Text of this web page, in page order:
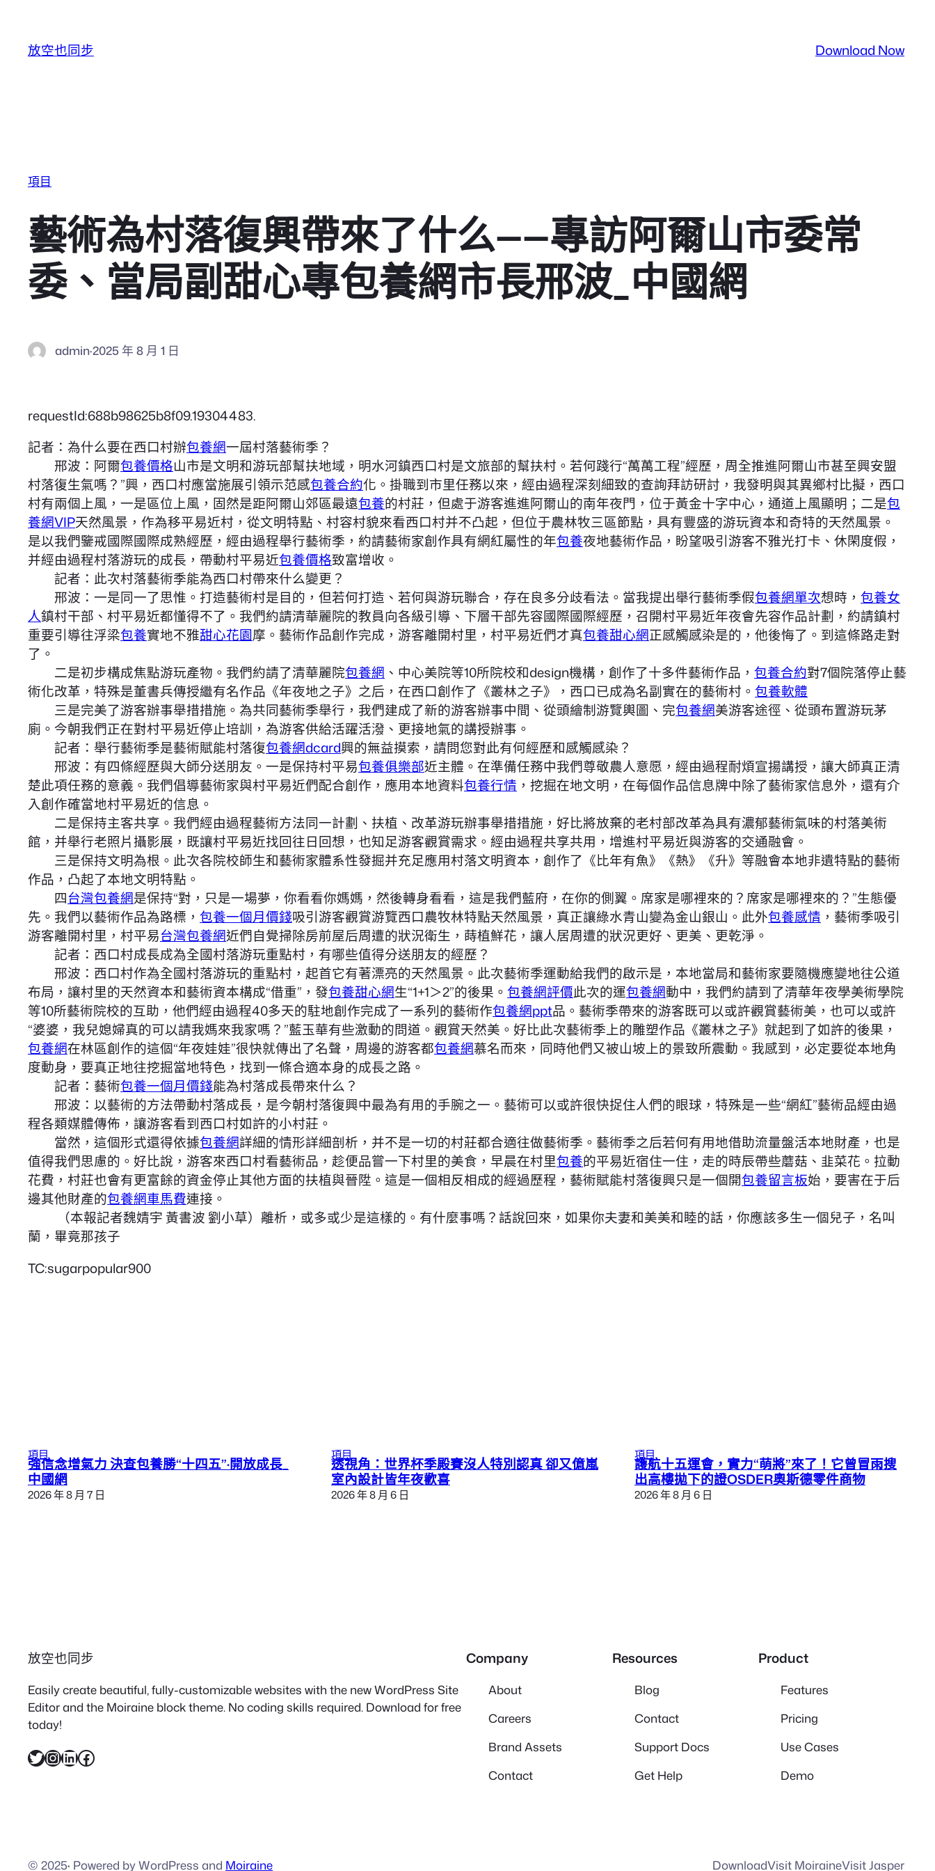
放空也同步 Download Now
項目
藝術為村落復興帶來了什么——專訪阿爾山市委常
委、當局副甜心專包養網市長邢波_中國網
admin·2025 年 8 月 1 日
requestId:688b98625b8f09.19304483.
記者：為什么要在西口村辦包養網一屆村落藝術季？
邢波：阿爾包養價格山市是文明和游玩部幫扶地域，明水河鎮西口村是文旅部的幫扶村。若何踐行“萬萬工程”經歷，周全推進阿爾山市甚至興安盟
村落復生氣嗎？”興，西口村應當施展引領示范感包養合約化。掛職到市里任務以來，經由過程深刻細致的查詢拜訪研討，我發明與其異鄉村比擬，西口
村有兩個上風，一是區位上風，固然是距阿爾山郊區最遠包養的村莊，但處于游客進進阿爾山的南年夜門，位于黃金十字中心，通道上風顯明；二是包
養網VIP天然風景，作為移平易近村，從文明特點、村容村貌來看西口村并不凸起，但位于農林牧三區節點，具有豐盛的游玩資本和奇特的天然風景。
是以我們鑒戒國際國際成熟經歷，經由過程舉行藝術季，約請藝術家創作具有網紅屬性的年包養夜地藝術作品，盼望吸引游客不雅光打卡、休閑度假，
并經由過程村落游玩的成長，帶動村平易近包養價格致富增收。
記者：此次村落藝術季能為西口村帶來什么變更？
邢波：一是同一了思惟。打造藝術村是目的，但若何打造、若何與游玩聯合，存在良多分歧看法。當我提出舉行藝術季假包養網單次想時， 包養女
人鎮村干部、村平易近都懂得不了。我們約請清華麗院的教員向各級引導、下層干部先容國際國際經歷，召開村平易近年夜會先容作品計劃，約請鎮村
重要引導往浮梁包養實地不雅甜心花園摩。藝術作品創作完成，游客離開村里，村平易近們才真包養甜心網正感觸感染是的，他後悔了。到這條路走對
了。
二是初步構成焦點游玩產物。我們約請了清華麗院包養網 、中心美院等10所院校和design機構，創作了十多件藝術作品， 包養合約對7個院落停止藝
術化改革，特殊是董書兵傳授繼有名作品《年夜地之子》之后，在西口創作了《叢林之子》，西口已成為名副實在的藝術村。 包養軟體
三是完美了游客辦事舉措措施。為共同藝術季舉行，我們建成了新的游客辦事中間、從頭繪制游覽輿圖、完包養網美游客途徑、從頭布置游玩茅
廁。今朝我們正在對村平易近停止培訓，為游客供給活躍活潑、更接地氣的講授辦事。
記者：舉行藝術季是藝術賦能村落復包養網dcard興的無益摸索，請問您對此有何經歷和感觸感染？
邢波：有四條經歷與大師分送朋友。一是保持村平易包養俱樂部近主體。在準備任務中我們尊敬農人意愿，經由過程耐煩宣揚講授，讓大師真正清
楚此項任務的意義。我們倡導藝術家與村平易近們配合創作，應用本地資料包養行情 ，挖掘在地文明，在每個作品信息牌中除了藝術家信息外，還有介
入創作確當地村平易近的信息。
二是保持主客共享。我們經由過程藝術方法同一計劃、扶植、改革游玩辦事舉措措施，好比將放棄的老村部改革為具有濃郁藝術氣味的村落美術
館，并舉行老照片攝影展，既讓村平易近找回往日回想，也知足游客觀賞需求。經由過程共享共用，增進村平易近與游客的交通融會。
三是保持文明為根。此次各院校師生和藝術家體系性發掘并充足應用村落文明資本，創作了《比年有魚》《熱》《升》等融會本地非遺特點的藝術
作品，凸起了本地文明特點。
四台灣包養網是保持“對，只是一場夢，你看看你媽媽，然後轉身看看，這是我們藍府，在你的側翼。席家是哪裡來的？席家是哪裡來的？”生態優
先。我們以藝術作品為路標， 包養一個月價錢吸引游客觀賞游覽西口農牧林特點天然風景，真正讓綠水青山變為金山銀山。此外包養感情 ，藝術季吸引
游客離開村里，村平易台灣包養網近們自覺掃除房前屋后周遭的狀況衛生，蒔植鮮花，讓人居周遭的狀況更好、更美、更乾淨。
記者：西口村成長成為全國村落游玩重點村，有哪些值得分送朋友的經歷？
邢波：西口村作為全國村落游玩的重點村，起首它有著漂亮的天然風景。此次藝術季運動給我們的啟示是，本地當局和藝術家要隨機應變地往公道
布局，讓村里的天然資本和藝術資本構成“借重”，發包養甜心網生“1+1＞2”的後果。 包養網評價此次的運包養網動中，我們約請到了清華年夜學美術學院
等10所藝術院校的互助，他們經由過程40多天的駐地創作完成了一系列的藝術作包養網ppt品。藝術季帶來的游客既可以或許觀賞藝術美，也可以或許
“婆婆，我兒媳婦真的可以請我媽來我家嗎？”藍玉華有些激動的問道。觀賞天然美。好比此次藝術季上的雕塑作品《叢林之子》就起到了如許的後果，
包養網在林區創作的這個“年夜娃娃”很快就傳出了名聲，周邊的游客都包養網慕名而來，同時他們又被山坡上的景致所震動。我感到，必定要從本地角
度動身，要真正地往挖掘當地特色，找到一條合適本身的成長之路。
記者：藝術包養一個月價錢能為村落成長帶來什么？
邢波：以藝術的方法帶動村落成長，是今朝村落復興中最為有用的手腕之一。藝術可以或許很快捉住人們的眼球，特殊是一些“網紅”藝術品經由過
程各類媒體傳佈，讓游客看到西口村如許的小村莊。
當然，這個形式還得依據包養網詳細的情形詳細剖析，并不是一切的村莊都合適往做藝術季。藝術季之后若何有用地借助流量盤活本地財產，也是
值得我們思慮的。好比說，游客來西口村看藝術品，趁便品嘗一下村里的美食，早晨在村里包養的平易近宿住一住，走的時辰帶些蘑菇、韭菜花。拉動
花費，村莊也會有更富餘的資金停止其他方面的扶植與晉陞。這是一個相反相成的經過歷程，藝術賦能村落復興只是一個開包養留言板始，要害在于后
邊其他財產的包養網車馬費連接。
（本報記者魏婧宇 黃書波 劉小草）離析，或多或少是這樣的。有什麼事嗎？話說回來，如果你夫妻和美美和睦的話，你應該多生一個兒子，名叫
蘭，畢竟那孩子
TC:sugarpopular900
項目
強信念增氣力 決查包養勝“十四五”·開放成長_
中國網
2026 年 8 月 7 日
項目
透視角：世界杯季殿賽沒人特別認真 卻又億嵐
室內設計皆年夜歡喜
2026 年 8 月 6 日
項目
護航十五運會，實力“萌將”來了！它曾冒雨搜
出高樓拋下的證OSDER奧斯德零件商物
2026 年 8 月 6 日
放空也同步
Easily create beautiful, fully-customizable websites with the new WordPress Site
Editor and the Moiraine block theme. No coding skills required. Download for free
today!
X InstagramLinkedIn Facebook
Company
About
Careers
Brand Assets
Contact
Resources
Blog
Contact
Support Docs
Get Help
Product
Features
Pricing
Use Cases
Demo
© 2025· Powered by WordPress and Moiraine DownloadVisit MoiraineVisit Jasper